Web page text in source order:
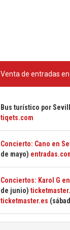
Venta de entradas
Bus turístico por
tiqets.com
Concierto: Cano en
de mayo)
Conciertos: Karol G
de junio)
ticketmaster.es